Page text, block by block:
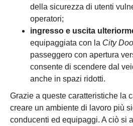
della sicurezza di utenti
operatori;
ingresso e uscita
equipaggiata con la City
passeggero con apertura
consente di scendere dal
anche in spazi ridotti.
Grazie a queste caratteristiche la
creare un ambiente di lavoro più
conducenti ed equipaggi. A ciò si